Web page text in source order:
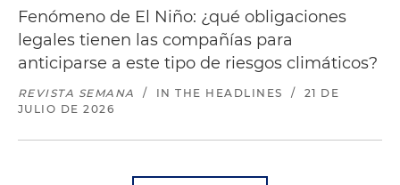
Fenómeno de El Niño: ¿qué obligaciones
legales tienen las compañías para
anticiparse a este tipo de riesgos climáticos?
REVISTA SEMANA / IN THE HEADLINES /
21 DE
JULIO DE 2026